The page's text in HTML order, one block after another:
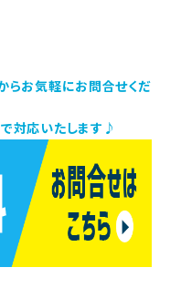
らお気軽にお問合せくだ
対応いたします♪